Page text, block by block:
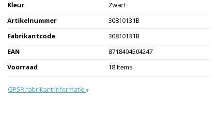
Kleur
Zwart
Artikelnummer
30810131B
Fabrikantcode
30810131B
EAN
8718404504247
Voorraad
18 Items
GPSR fabrikant informatie ▾